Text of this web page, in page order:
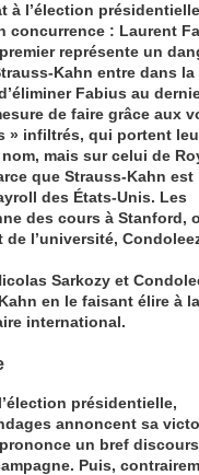
à l’élection
concurrence : Laurent
représente un
Kahn entre dans la
Fabius au
de faire grâce aux
» infiltrés, qui portent
mais sur celui de
que Strauss-Kahn est
des États-Unis. Les
des cours à Stanford,
l’université,
Sarkozy et
en le faisant élire à la
international.
présidentielle,
annoncent sa
un bref
Puis,